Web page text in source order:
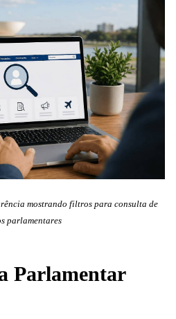
mostrando filtros para consulta de
parlamentares
Parlamentar